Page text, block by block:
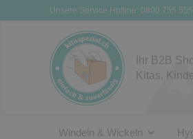
Unsere Service Hotline: 0800 755 555
Ihr B2B
Kitas,
Windeln & Wickeln